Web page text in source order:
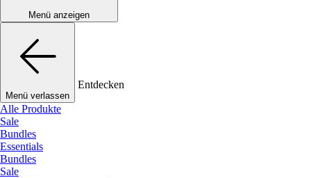
Menü anzeigen
Menü verlassen
Entdecken
Alle Produkte
Sale
Bundles
Essentials
Bundles
Sale